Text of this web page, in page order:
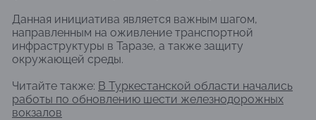
Данная инициатива является важным шагом,
направленным на оживление транспортной
инфраструктуры в Таразе, а также защиту
окружающей среды.
Читайте также: В Туркестанской области начались
работы по обновлению шести железнодорожных
вокзалов